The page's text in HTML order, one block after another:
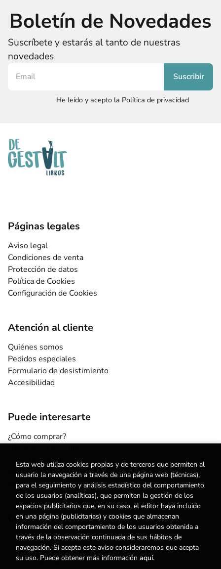
Boletín de Novedades
Suscríbete y estarás al tanto de nuestras
novedades
He leído y acepto la Política de privacidad
Páginas legales
Aviso legal
Condiciones de venta
Protección de datos
Política de Cookies
Configuración de Cookies
Atención al cliente
Quiénes somos
Pedidos especiales
Formulario de desistimiento
Accesibilidad
Puede interesarte
¿Cómo comprar?
Escuelas y centros
Nuestros Servicios
Noticias
Contacto
(+34) 615 55 96 54
info@degestalt.com
Formulario de contacto
Esta web utiliza cookies propias y de terceros que permiten al
usuario la navegación a través de una página web (técnicas),
para el seguimiento y análisis estadístico del comportamiento
de los usuarios (analíticas), que permiten la gestión de los
espacios publicitarios que, en su caso, el editor haya incluido
en una página (publicitarias) y cookies que almacenan
información del comportamiento de los usuarios obtenida a
través de la observación continuada de sus hábitos de
navegación. Si acepta este aviso consideraremos que acepta
su uso. Puede obtener más información aquí.